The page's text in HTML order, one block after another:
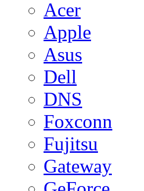
Acer
Apple
Asus
Dell
DNS
Foxconn
Fujitsu
Gateway